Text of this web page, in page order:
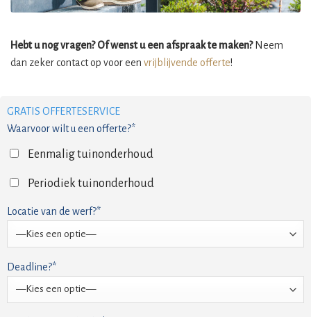
Hebt u nog vragen? Of wenst u een afspraak te maken?Neem
dan zeker contact op voor een vrijblijvende offerte!
GRATIS OFFERTESERVICE
Waarvoor wilt u een offerte?*
Eenmalig tuinonderhoud
Periodiek tuinonderhoud
Locatie van de werf?*
Deadline?*